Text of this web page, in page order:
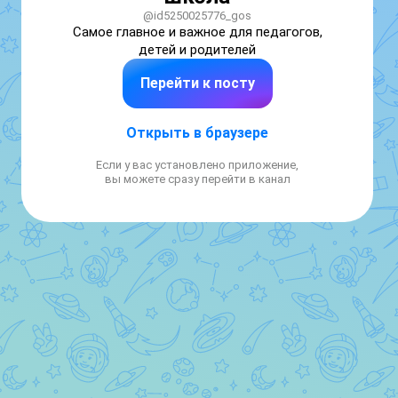
@id5250025776_gos
Самое главное и важное для педагогов,
детей и родителей
Перейти к посту
Открыть в браузере
Если у вас установлено приложение,
вы можете сразу перейти в канал